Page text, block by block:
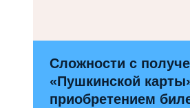
Сложности с
«Пушкинской
приобретением